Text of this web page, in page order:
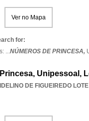
Ver no Mapa
for:
...NÚMEROS DE PRINCESA,
Unipessoal,
DE FIGUEIREDO